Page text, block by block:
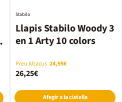
Llapis Stabilo Woody 3
en 1 Arty 10 colors
Stabilo
Preu Abacus 24,95€
26,25€
Afegir a la cistella